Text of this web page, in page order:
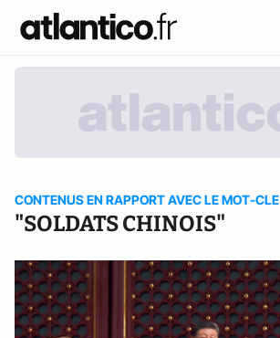
CONTENUS EN RAPPORT AVEC LE MOT-CLE
"SOLDATS CHINOIS"